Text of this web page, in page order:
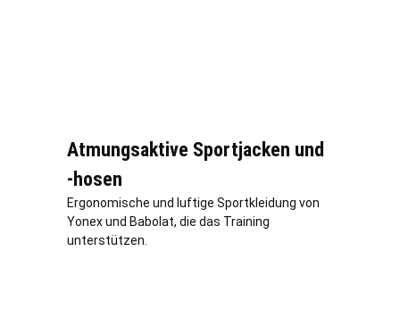
Atmungsaktive Sportjacken und
-hosen
Ergonomische und luftige Sportkleidung von
Yonex und Babolat, die das Training
unterstützen.